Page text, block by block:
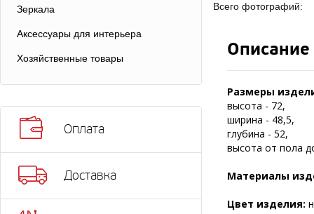
Зеркала
Аксессуары для интерьера
Хозяйственные товары
Оплата
Доставка
Всего фотографий:
Описание
Размеры
высота - 72,
ширина - 48,5,
глубина - 52,
высота от пола
Материалы
Цвет изделия: